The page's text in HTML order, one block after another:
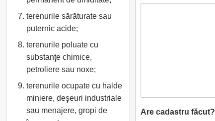
Are cadastru făcut?
terenurile sărăturate sau
puternic acide;
terenurile poluate cu
substanţe chimice,
petroliere sau noxe;
terenurile ocupate cu halde
miniere, deşeuri industriale
sau menajere, gropi de